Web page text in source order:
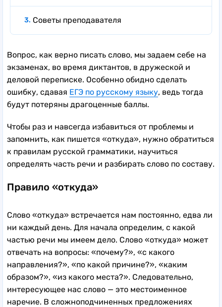
Советы преподавателя
Вопрос, как верно писать слово, мы задаем себе на
экзаменах, во время диктантов, в дружеской и
деловой переписке. Особенно обидно сделать
ошибку, сдавая ЕГЭ по русскому языку, ведь тогда
будут потеряны драгоценные баллы.
Чтобы раз и навсегда избавиться от проблемы и
запомнить, как пишется «откуда», нужно обратиться
к правилам русской грамматики, научиться
определять часть речи и разбирать слово по составу.
Правило «откуда»
Слово «откуда» встречается нам постоянно, едва ли
ни каждый день. Для начала определим, с какой
частью речи мы имеем дело. Слово «откуда» может
отвечать на вопросы: «почему?», «с какого
направления?», «по какой причине?», «каким
образом?», «из какого места?». Следовательно,
интересующее нас слово — это местоименное
наречие. В сложноподчиненных предложениях